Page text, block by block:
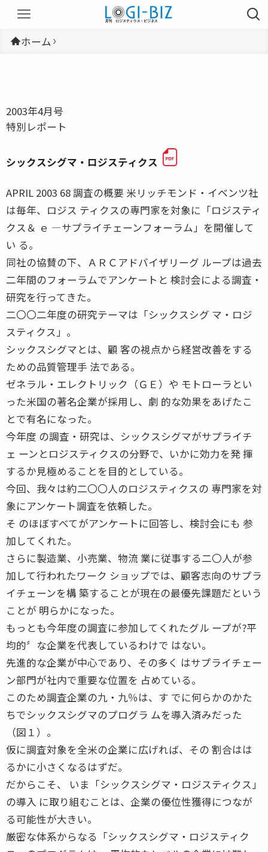
ホーム
2003年4月号
特別レポート
シックスシグマ・ロジスティクス
APRIL 2003 68 調査の概要 米リッチモンド・イベンツ社
は毎年、ロジス ティクスの専門家を対象に「ロジスティ
クス＆ ｅ ―サプライチェーンフォーラム」を開催して
い る。
同社の協賛の下、ＡＲＣアドバイザリーグ ループは過去
二年間のフォーラムでアンケートと 検討会による調査・
研究を行ってきた。
二〇〇二年度の研究テーマは「シックスシグ マ・ロジ
スティクス」。
シックスシグマとは、顧 客の視点から経営改善をする
ための品質管理手 法である。
ゼネラル・エレクトリック（ＧＥ）や モトローラとい
った米国の著名企業が採用し、劇 的な効果をあげたこ
とで有名になった。
今年度 の調査・研究は、シックスシグマがサプライチ
ェ ーンとロジスティクスの分野で、いかに効力を発 揮
するか見極めることを目的としている。
今回、我々は約二〇〇人のロジスティクスの 専門家を対
象にアンケート調査を依頼した。
そ のほぼすべてがアンケートに回答し、検討会にも 参
加してくれた。
さらに製造業、小売業、物流 業に従事する二〇人が参
加して行われたワーク ショップでは、顧客志向のサプラ
イチェーンを構 築することが現在の最優先課題だという
ことが 明らかになった。
もっとも今年度の調査に参加してくれたグル ープが?平
均的〞な企業を代表しているわけで はない。
先進的な企業が中心であり、その多く はサプライチェー
ン部門が社内で重要な位置を 占めている。
このため調査企業の九・九％は、す でに何らかのかた
ちでシックスシグマのプログラ ムを導入済みだった
（図１）。
仮に調査対象を全米の企業に広げれば、その 割合はは
るかに小さくなるはずだ。
だからこそ、 いま「シックスシグマ・ロジスティクス」
の導入 に取り組むことは、企業の優位性獲得につなが
る可能性が大きい。
厳密な体系からなる「シックスシグマ・ロジスティク